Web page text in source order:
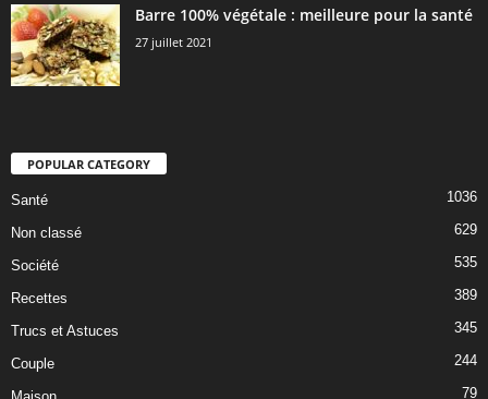
Barre 100% végétale : meilleure pour la santé
27 juillet 2021
POPULAR CATEGORY
Santé 1036
Non classé 629
Société 535
Recettes 389
Trucs et Astuces 345
Couple 244
79